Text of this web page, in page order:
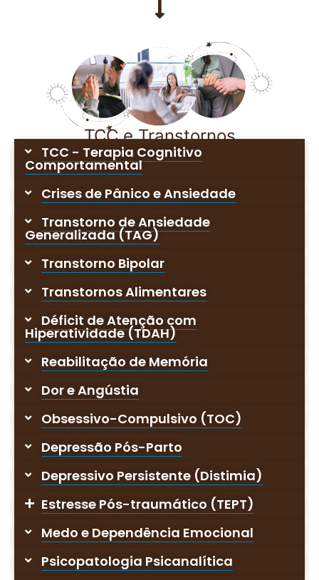
TCC e Transtornos
TCC - Terapia Cognitivo
Comportamental
Crises de Pânico e Ansiedade
Transtorno de Ansiedade
Generalizada (TAG)
Transtorno Bipolar
Transtornos Alimentares
Déficit de Atenção com
Hiperatividade (TDAH)
Reabilitação de Memória
Dor e Angústia
Obsessivo-Compulsivo (TOC)
Depressão Pós-Parto
Depressivo Persistente (Distimia)
Estresse Pós-traumático (TEPT)
Medo e Dependência Emocional
Psicopatologia Psicanalítica